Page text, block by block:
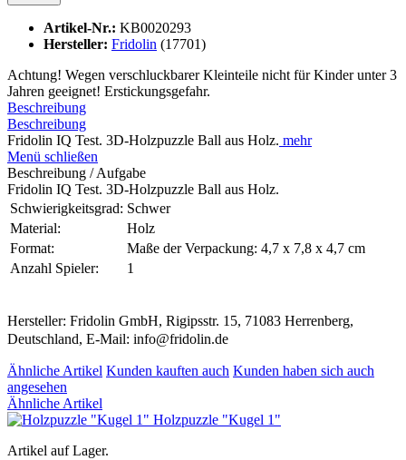
Artikel-Nr.: KB0020293
Hersteller: Fridolin (17701)
Achtung! Wegen verschluckbarer Kleinteile nicht für Kinder unter 3
Jahren geeignet! Erstickungsgefahr.
Beschreibung
Beschreibung
Fridolin IQ Test. 3D-Holzpuzzle Ball aus Holz. mehr
Menü schließen
Beschreibung / Aufgabe
Fridolin IQ Test. 3D-Holzpuzzle Ball aus Holz.
Schwierigkeitsgrad: Schwer
Material:
Holz
Format:
Maße der Verpackung: 4,7 x 7,8 x 4,7 cm
Anzahl Spieler:
1
Hersteller: Fridolin GmbH, Rigipsstr. 15, 71083 Herrenberg,
Deutschland, E-Mail: info@fridolin.de
Ähnliche Artikel Kunden kauften auch Kunden haben sich auch
angesehen
Ähnliche Artikel
Holzpuzzle "Kugel 1"
Artikel auf Lager.